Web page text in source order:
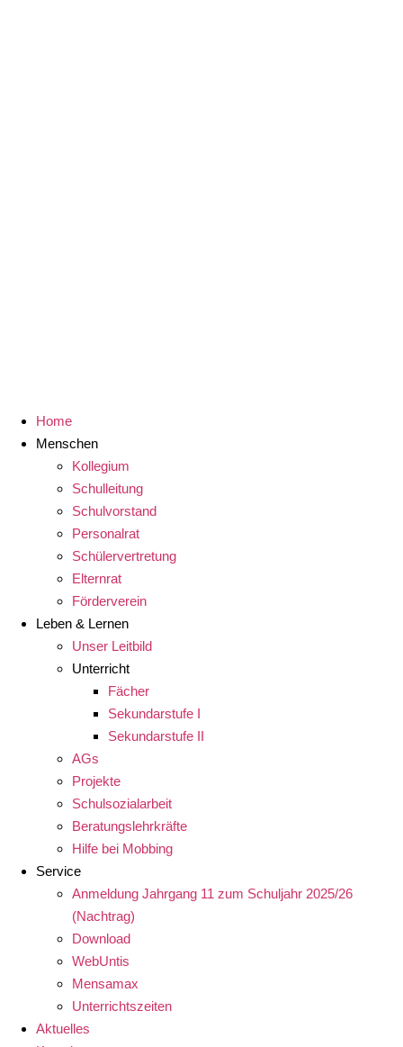
Home
Menschen
Kollegium
Schulleitung
Schulvorstand
Personalrat
Schülervertretung
Elternrat
Förderverein
Leben & Lernen
Unser Leitbild
Unterricht
Fächer
Sekundarstufe I
Sekundarstufe II
AGs
Projekte
Schulsozialarbeit
Beratungslehrkräfte
Hilfe bei Mobbing
Service
Anmeldung Jahrgang 11 zum Schuljahr 2025/26
(Nachtrag)
Download
WebUntis
Mensamax
Unterrichtszeiten
Aktuelles